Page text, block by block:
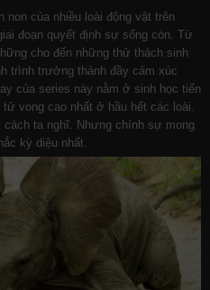
non của nhiều loài động vật trên
đoạn quyết định sự sống còn. Từ
cho đến những thử thách sinh
trình trưởng thành đầy cảm xúc
của series này nằm ở sinh học tiến
vong cao nhất ở hầu hết các loài.
cách ta nghĩ. Nhưng chính sự mong
kỳ diệu nhất.